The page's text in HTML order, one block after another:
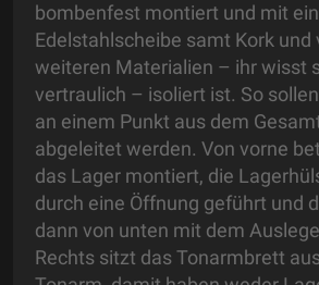
bombenfest montiert und mit
Edelstahlscheibe samt Kork und
weiteren Materialien – ihr wisst
vertraulich – isoliert ist. So
an einem Punkt aus dem
abgeleitet werden. Von vorne
das Lager montiert, die
durch eine Öffnung geführt und
dann von unten mit dem
Rechts sitzt das Tonarmbrett